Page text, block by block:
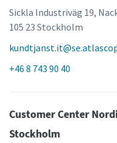
Sickla Industriväg 19,
105 23 Stockholm
+46 8 743 90 40
Customer Center
Stockholm